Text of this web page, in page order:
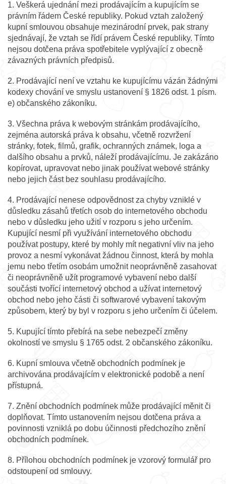
1. Veškerá ujednání mezi prodávajícím a kupujícím se
právním řádem České republiky. Pokud vztah založený
kupní smlouvou obsahuje mezinárodní prvek, pak strany
sjednávají, že vztah se řídí právem České republiky. Tímto
nejsou dotčena práva spotřebitele vyplývající z obecně
závazných právních předpisů.
2. Prodávající není ve vztahu ke kupujícímu vázán žádnými
kodexy chování ve smyslu ustanovení § 1826 odst. 1 písm.
e) občanského zákoníku.
3. Všechna práva k webovým stránkám prodávajícího,
zejména autorská práva k obsahu, včetně rozvržení
stránky, fotek, filmů, grafik, ochranných známek, loga a
dalšího obsahu a prvků, náleží prodávajícímu. Je zakázáno
kopírovat, upravovat nebo jinak používat webové stránky
nebo jejich část bez souhlasu prodávajícího.
4. Prodávající nenese odpovědnost za chyby vzniklé v
důsledku zásahů třetích osob do internetového obchodu
nebo v důsledku jeho užití v rozporu s jeho určením.
Kupující nesmí při využívání internetového obchodu
používat postupy, které by mohly mít negativní vliv na jeho
provoz a nesmí vykonávat žádnou činnost, která by mohla
jemu nebo třetím osobám umožnit neoprávněně zasahovat
či neoprávněně užít programové vybavení nebo další
součásti tvořící internetový obchod a užívat internetový
obchod nebo jeho části či softwarové vybavení takovým
způsobem, který by byl v rozporu s jeho určením či účelem.
5. Kupující tímto přebírá na sebe nebezpečí změny
okolností ve smyslu § 1765 odst. 2 občanského zákoníku.
6. Kupní smlouva včetně obchodních podmínek je
archivována prodávajícím v elektronické podobě a není
přístupná.
7. Znění obchodních podmínek může prodávající měnit či
doplňovat. Tímto ustanovením nejsou dotčena práva a
povinnosti vzniklá po dobu účinnosti předchozího znění
obchodních podmínek.
8. Přílohou obchodních podmínek je vzorový formulář pro
odstoupení od smlouvy.